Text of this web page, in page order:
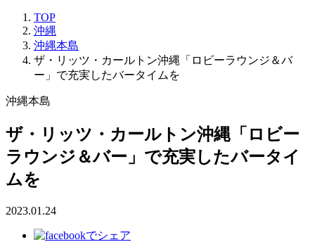
TOP
沖縄
沖縄本島
ザ・リッツ・カールトン沖縄「ロビーラウンジ＆バ
ー」で充実したバータイムを
沖縄本島
ザ・リッツ・カールトン沖縄「ロビー
ラウンジ＆バー」で充実したバータイ
ムを
2023.01.24